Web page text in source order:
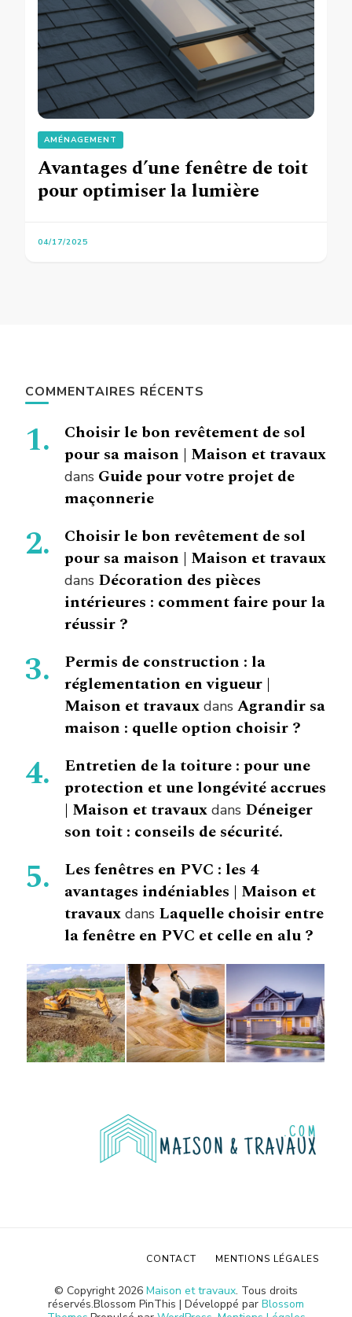
AMÉNAGEMENT
Avantages d’une fenêtre de toit
pour optimiser la lumière
04/17/2025
COMMENTAIRES RÉCENTS
Choisir le bon revêtement de sol
pour sa maison | Maison et travaux
dans Guide pour votre projet de
maçonnerie
Choisir le bon revêtement de sol
pour sa maison | Maison et travaux
dans Décoration des pièces
intérieures : comment faire pour la
réussir ?
Permis de construction : la
réglementation en vigueur |
Maison et travaux dans Agrandir sa
maison : quelle option choisir ?
Entretien de la toiture : pour une
protection et une longévité accrues
| Maison et travaux dans Déneiger
son toit : conseils de sécurité.
Les fenêtres en PVC : les 4
avantages indéniables | Maison et
travaux dans Laquelle choisir entre
la fenêtre en PVC et celle en alu ?
© Copyright 2026 Maison et travaux. Tous droits
réservés.Blossom PinThis | Développé par Blossom
CONTACT MENTIONS LÉGALES